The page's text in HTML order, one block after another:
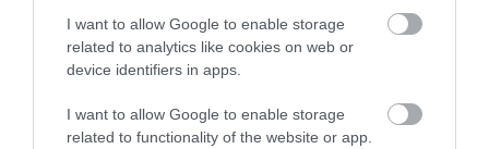
I want to allow Google to enable storage
related to analytics like cookies on web or
device identifiers in apps.
I want to allow Google to enable storage
related to functionality of the website or app.
Keressük a legrondább autókat - Pontiac
Aztek